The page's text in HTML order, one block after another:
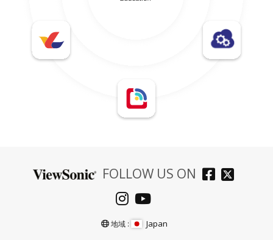
FOLLOW US ON
地域 : Japan